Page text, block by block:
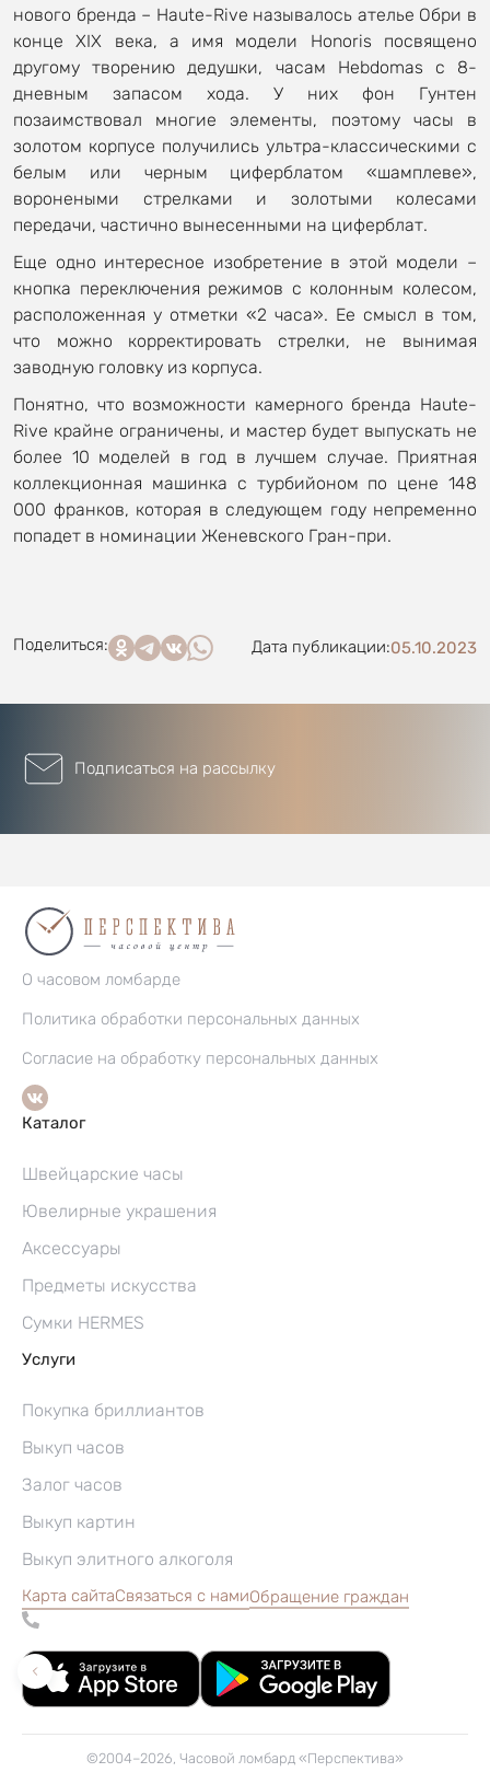
нового бренда – Haute-Rive называлось ателье Обри в
конце XIX века, а имя модели Honoris посвящено
другому творению дедушки, часам Hebdomas с 8-
дневным запасом хода. У них фон Гунтен
позаимствовал многие элементы, поэтому часы в
золотом корпусе получились ультра-классическими с
белым или черным циферблатом «шамплеве»,
воронеными стрелками и золотыми колесами
передачи, частично вынесенными на циферблат.
Еще одно интересное изобретение в этой модели –
кнопка переключения режимов с колонным колесом,
расположенная у отметки «2 часа». Ее смысл в том,
что можно корректировать стрелки, не вынимая
заводную головку из корпуса.
Понятно, что возможности камерного бренда Haute-
Rive крайне ограничены, и мастер будет выпускать не
более 10 моделей в год в лучшем случае. Приятная
коллекционная машинка с турбийоном по цене 148
000 франков, которая в следующем году непременно
попадет в номинации Женевского Гран-при.
Поделиться: Дата публикации:05.10.2023
Подписаться на рассылку
О часовом ломбарде
Политика обработки персональных данных
Согласие на обработку персональных данных
Каталог
Швейцарские часы
Ювелирные украшения
Аксессуары
Предметы искусства
Сумки HERMES
Услуги
Покупка бриллиантов
Выкуп часов
Залог часов
Выкуп картин
Выкуп элитного алкоголя
Карта сайтаСвязаться с намиОбращение граждан
©2004–2026, Часовой ломбард «Перспектива»